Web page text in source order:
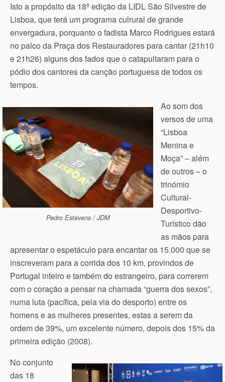
Isto a propósito da 18ª edição da LIDL São Silvestre de
Lisboa, que terá um programa culrural de grande
envergadura, porquanto o fadista Marco Rodrigues estará
no palco da Praça dos Restauradores para cantar (21h10
e 21h26) alguns dos fados que o catapultaram para o
pódio dos cantores da canção portuguesa de todos os
tempos.
Pedro Estevens / JDM
Ao som dos
versos de uma
“Lisboa
Menina e
Moça” – além
de outros – o
trinómio
Cultural-
Desportivo-
Turístico dão
as mãos para
apresentar o espetáculo para encantar os 15.000 que se
inscreveram para a corrida dos 10 km, provindos de
Portugal inteiro e também do estrangeiro, para correrem
com o coração a pensar na chamada “guerra dos sexos”,
numa luta (pacífica, pela via do desporto) entre os
homens e as mulheres presentes, estas a serem da
ordem de 39%, um excelente número, depois dos 15% da
primeira edição (2008).
No conjunto
das 18